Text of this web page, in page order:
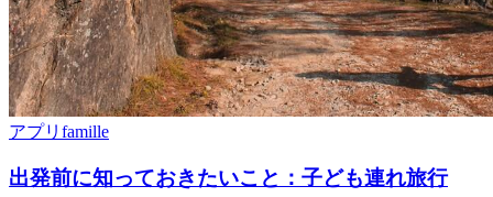
アプリ famille
出発前に知っておきたいこと：子ども連れ旅行